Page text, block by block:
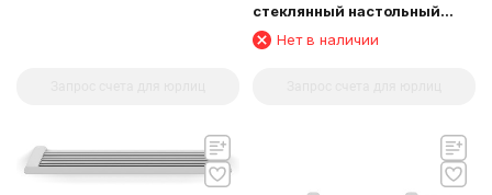
стеклянный настольный
круглый матовый 23013A
Нет в наличии